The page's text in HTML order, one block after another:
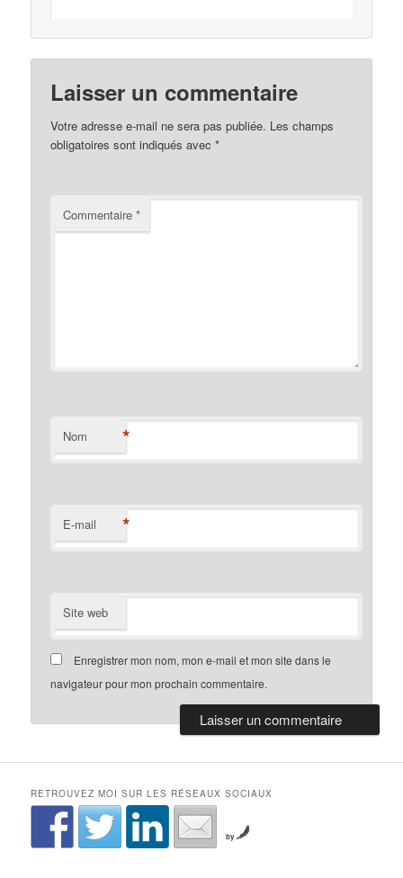
Laisser un commentaire
Votre adresse e-mail ne sera pas publiée. Les champs
obligatoires sont indiqués avec*
Commentaire*
Nom *
E-mail *
Site web
Enregistrer mon nom, mon e-mail et mon site dans le
navigateur pour mon prochain commentaire.
RETROUVEZ MOI SUR LES RÉSEAUX SOCIAUX
by